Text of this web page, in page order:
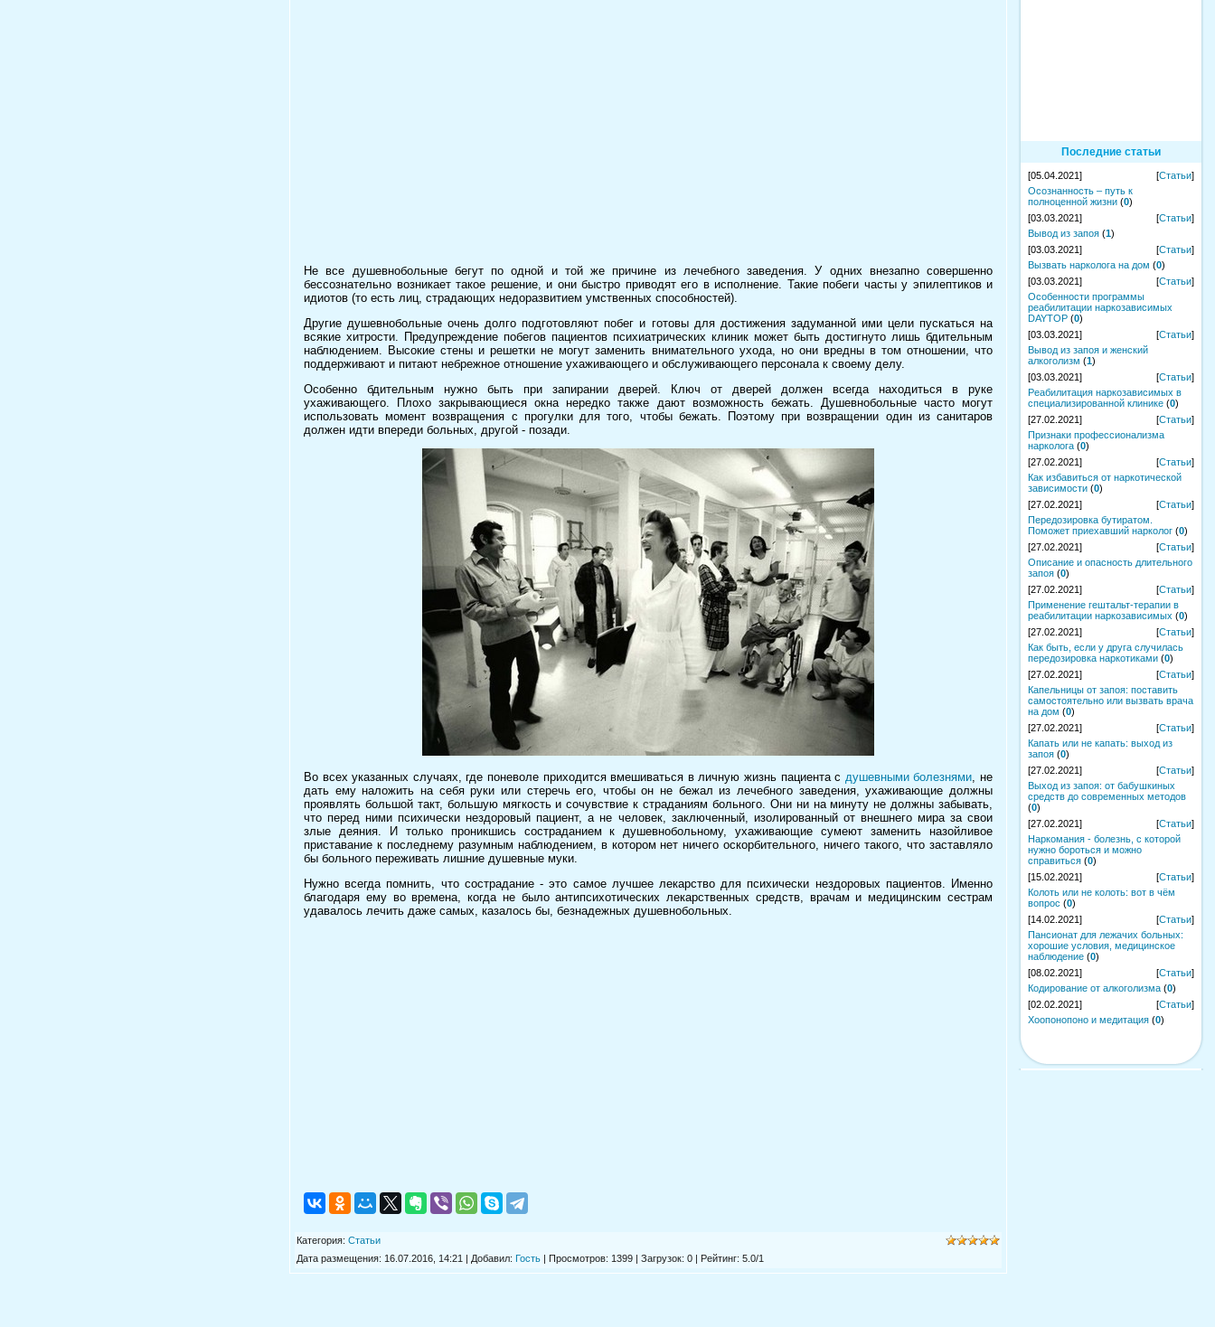
Не все душевнобольные бегут по одной и той же причине из лечебного заведения. У одних внезапно совершенно
бессознательно возникает такое решение, и они быстро приводят его в исполнение. Такие побеги часты у эпилептиков и
идиотов (то есть лиц, страдающих недоразвитием умственных способностей).
Другие душевнобольные очень долго подготовляют побег и готовы для достижения задуманной ими цели пускаться на
всякие хитрости. Предупреждение побегов пациентов психиатрических клиник может быть достигнуто лишь бдительным
наблюдением. Высокие стены и решетки не могут заменить внимательного ухода, но они вредны в том отношении, что
поддерживают и питают небрежное отношение ухаживающего и обслуживающего персонала к своему делу.
Особенно бдительным нужно быть при запирании дверей. Ключ от дверей должен всегда находиться в руке
ухаживающего. Плохо закрывающиеся окна нередко также дают возможность бежать. Душевнобольные часто могут
использовать момент возвращения с прогулки для того, чтобы бежать. Поэтому при возвращении один из санитаров
должен идти впереди больных, другой - позади.
Во всех указанных случаях, где поневоле приходится вмешиваться в личную жизнь пациента с душевными болезнями, не
дать ему наложить на себя руки или стеречь его, чтобы он не бежал из лечебного заведения, ухаживающие должны
проявлять большой такт, большую мягкость и сочувствие к страданиям больного. Они ни на минуту не должны забывать,
что перед ними психически нездоровый пациент, а не человек, заключенный, изолированный от внешнего мира за свои
злые деяния. И только проникшись состраданием к душевнобольному, ухаживающие сумеют заменить назойливое
приставание к последнему разумным наблюдением, в котором нет ничего оскорбительного, ничего такого, что заставляло
бы больного переживать лишние душевные муки.
Нужно всегда помнить, что сострадание - это самое лучшее лекарство для психически нездоровых пациентов. Именно
благодаря ему во времена, когда не было антипсихотических лекарственных средств, врачам и медицинским сестрам
удавалось лечить даже самых, казалось бы, безнадежных душевнобольных.
Категория: Статьи
Дата размещения: 16.07.2016, 14:21 | Добавил: Гость Просмотров: 1399 | Загрузок: 0 | Рейтинг: 5.0/1
Последние статьи
[05.04.2021] [Статьи]
Осознанность – путь к
полноценной жизни (0)
[03.03.2021]
[Статьи]
Вывод из запоя (1)
[03.03.2021]
[Статьи]
Вызвать нарколога на дом (0)
[03.03.2021]
[Статьи]
Особенности программы
реабилитации наркозависимых
DAYTOP (0)
[03.03.2021]
[Статьи]
Вывод из запоя и женский
алкоголизм (1)
[03.03.2021]
[Статьи]
Реабилитация наркозависимых в
специализированной клинике (0)
[27.02.2021]
[Статьи]
Признаки профессионализма
нарколога (0)
[27.02.2021]
[Статьи]
Как избавиться от наркотической
зависимости (0)
[27.02.2021]
[Статьи]
Передозировка бутиратом.
Поможет приехавший нарколог (0)
[27.02.2021]
[Статьи]
Описание и опасность длительного
запоя (0)
[27.02.2021]
[Статьи]
Применение гештальт-терапии в
реабилитации наркозависимых (0)
[27.02.2021]
[Статьи]
Как быть, если у друга случилась
передозировка наркотиками (0)
[27.02.2021]
[Статьи]
Капельницы от запоя: поставить
самостоятельно или вызвать врача
на дом (0)
[27.02.2021]
[Статьи]
Капать или не капать: выход из
запоя (0)
[27.02.2021]
[Статьи]
Выход из запоя: от бабушкиных
средств до современных методов
(0)
[27.02.2021]
[Статьи]
Наркомания - болезнь, с которой
нужно бороться и можно
справиться (0)
[15.02.2021]
[Статьи]
Колоть или не колоть: вот в чём
вопрос (0)
[14.02.2021]
[Статьи]
Пансионат для лежачих больных:
хорошие условия, медицинское
наблюдение (0)
[08.02.2021]
[Статьи]
Кодирование от алкоголизма (0)
[02.02.2021]
[Статьи]
Хоопонопоно и медитация (0)